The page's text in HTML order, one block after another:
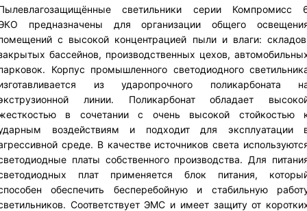
светильники серии Компромисс
предназначены для организации общего
с высокой концентрацией пыли и влаги:
бассейнов, производственных цехов,
Корпус промышленного светодиодного
из ударопрочного поликарбоната
линии. Поликарбонат обладает
в сочетании с очень высокой стойкостью
воздействиям и подходит для эксплуатации
среде. В качестве источников света
платы собственного производства. Для
плат применяется блок питания,
обеспечить бесперебойную и стабильную
Соответствует ЭМС и имеет защиту от